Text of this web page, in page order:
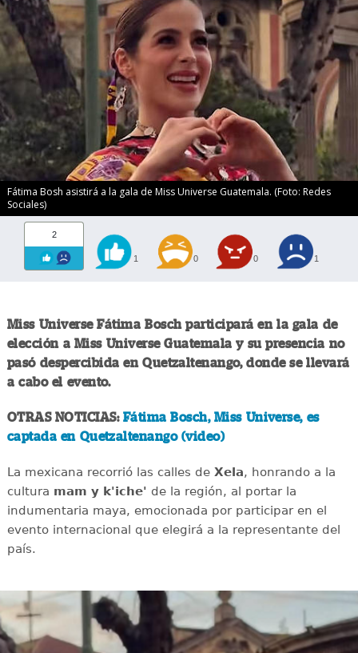
Fátima Bosh asistirá a la gala de Miss Universe Guatemala. (Foto: Redes
Sociales)
2
1 0 0 1
Miss Universe Fátima Bosch participará en la gala de
elección a Miss Universe Guatemala y su presencia no
pasó despercibida en Quetzaltenango, donde se llevará
a cabo el evento.
OTRAS NOTICIAS: Fátima Bosch, Miss Universe, es
captada en Quetzaltenango (video)
La mexicana recorrió las calles deXela, honrando a la
cultura mam y k'iche' de la región, al portar la
indumentaria maya, emocionada por participar en el
evento internacional que elegirá a la representante del
país.